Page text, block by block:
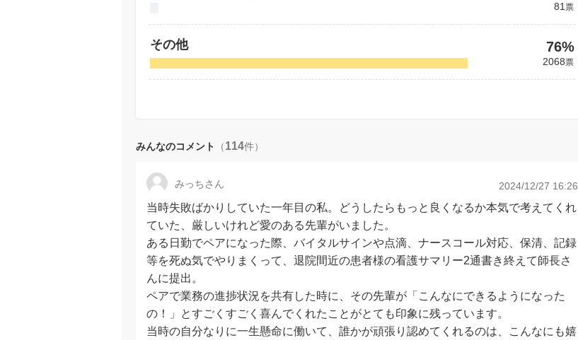
81 票
その他 76%
2068票
みんなのコメント （114件）
みっちさん 2024/12/27 16:26
当時失敗ばかりしていた一年目の私。どうしたらもっと良くなるか本気で考えてくれ
ていた、厳しいけれど愛のある先輩がいました。
ある日勤でペアになった際、バイタルサインや点滴、ナースコール対応、保清、記録
等を死ぬ気でやりまくって、退院間近の患者様の看護サマリー2通書き終えて師長さ
んに提出。
ペアで業務の進捗状況を共有した時に、その先輩が「こんなにできるようになった
の！」とすごくすごく喜んでくれたことがとても印象に残っています。
当時の自分なりに一生懸命に働いて、誰かが頑張り認めてくれるのは、こんなにも嬉